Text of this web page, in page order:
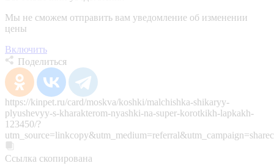
Мы не сможем отправить вам уведомление об изменении
цены
Включить
Поделиться
https://kinpet.ru/card/moskva/koshki/malchishka-shikaryy-
plyushevyy-s-kharakterom-nyashki-na-super-korotkikh-lapkakh-
123450/?
Ссылка скопирована